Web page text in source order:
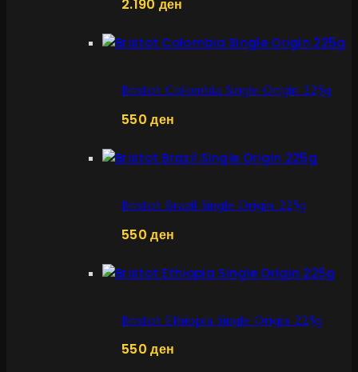
2.190 ден
Bristot Colombia Single Origin 225g
550ден
Bristot Brazil Single Origin 225g
550ден
Bristot Ethiopia Single Origin 225g
550ден